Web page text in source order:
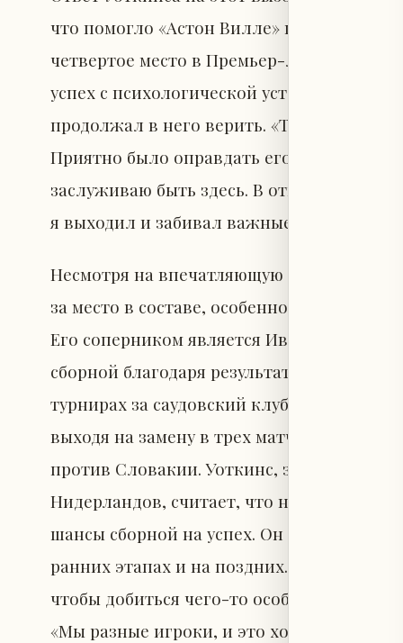
что помогло «Астон Вилле» под
четвертое место в Премьер-лиге и
успех с психологической устойчивостью
продолжал в него верить. «Тренер
Приятно было оправдать его доверие
заслуживаю быть здесь. В
я выходил и забивал важные голы».
Несмотря на впечатляющую форму,
за место в составе, особенно на
Его соперником является Иван Тони,
сборной благодаря результативному
турнирах за саудовский клуб «Аль-
выходя на замену в трех матчах и сделав
против Словакии. Уоткинс, забивший
Нидерландов, считает, что наличие
шансы сборной на успех. Он отметил: «У
ранних этапах и на поздних. Мы должны
чтобы добиться чего-то особенного». О
«Мы разные игроки, и это хорошо, нужна